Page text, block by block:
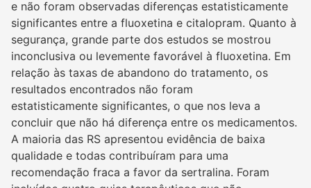
e não foram observadas diferenças estatisticamente
significantes entre a fluoxetina e citalopram. Quanto à
segurança, grande parte dos estudos se mostrou
inconclusiva ou levemente favorável à fluoxetina. Em
relação às taxas de abandono do tratamento, os
resultados encontrados não foram
estatisticamente significantes, o que nos leva a
concluir que não há diferença entre os medicamentos.
A maioria das RS apresentou evidência de baixa
qualidade e todas contribuíram para uma
recomendação fraca a favor da sertralina. Foram